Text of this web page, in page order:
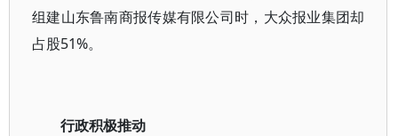
组建山东鲁南商报传媒有限公司时，大众报业集团却
占股51%。
行政积极推动